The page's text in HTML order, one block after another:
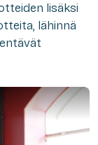
lisäksi
lähinnä